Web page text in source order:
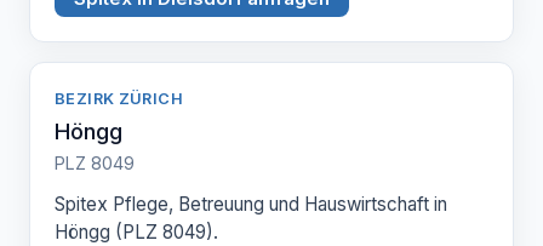
BEZIRK ZÜRICH
Höngg
PLZ 8049
Spitex Pflege, Betreuung und Hauswirtschaft in
Höngg (PLZ 8049).